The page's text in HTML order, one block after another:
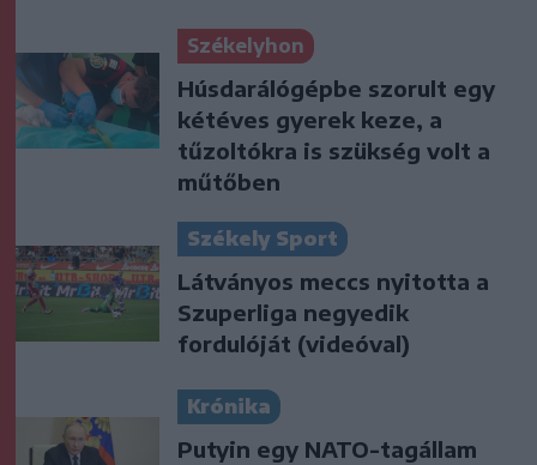
Székelyhon
Húsdarálógépbe szorult egy
kétéves gyerek keze, a
tűzoltókra is szükség volt a
műtőben
Székely Sport
Látványos meccs nyitotta a
Szuperliga negyedik
fordulóját (videóval)
Krónika
Putyin egy NATO-tagállam